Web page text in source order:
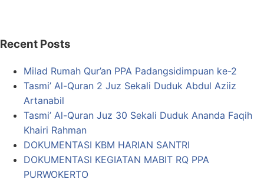
Recent Posts
Milad Rumah Qur’an PPA Padangsidimpuan ke-2
Tasmi’ Al-Quran 2 Juz Sekali Duduk Abdul Aziiz
Artanabil
Tasmi’ Al-Quran Juz 30 Sekali Duduk Ananda Faqih
Khairi Rahman
DOKUMENTASI KBM HARIAN SANTRI
DOKUMENTASI KEGIATAN MABIT RQ PPA
PURWOKERTO